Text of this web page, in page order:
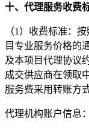
十、代理服务收费
（1）收费标准：
目专业服务价格的
及本项目代理协议
成交供应商在领取
服务费采用转账方
代理机构账户信息：